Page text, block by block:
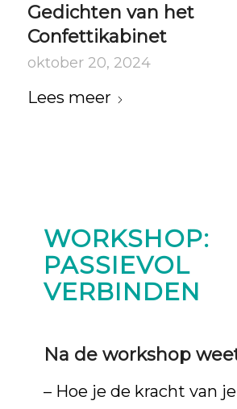
Gedichten van het
Confettikabinet
oktober 20, 2024
Lees meer
WORKSHOP:
PASSIEVOL
VERBINDEN
Na de workshop
– Hoe je de kracht van